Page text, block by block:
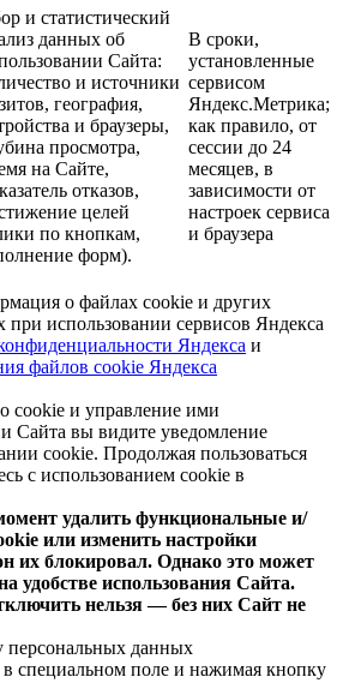
и статистический
данных об
Сайта:
и источники
география,
и браузеры,
просмотра,
на Сайте,
отказов,
целей
по кнопкам,
форм).
В сроки,
установленные
сервисом
Яндекс.Метрика;
как правило, от
сессии до 24
месяцев, в
зависимости от
настроек сервиса
и браузера
о файлах cookie и других
при использовании сервисов Яндекса
Яндекса и
файлов cookie Яндекса
cookie и управление ими
Сайта вы видите уведомление
cookie. Продолжая пользоваться
с использованием cookie в
удалить функциональные и/
или изменить настройки
их блокировал. Однако это может
удобстве использования Сайта.
нельзя — без них Сайт не
персональных данных
в специальном поле и нажимая кнопку